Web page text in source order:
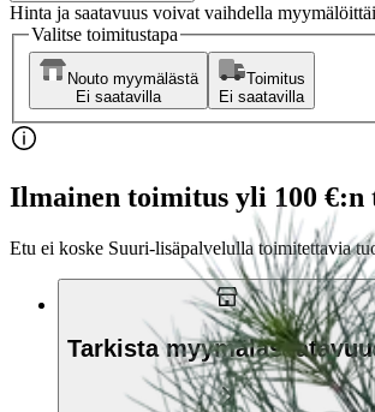
Hinta ja saatavuus voivat vaihdella
Valitse toimitustapa
Nouto myymälästä
Ei saatavilla
Toimitus
Ei saatavilla
Ilmainen toimitus yli 100 €:n
Etu ei koske Suuri‑lisäpalvelulla toimitettavia
Tarkista